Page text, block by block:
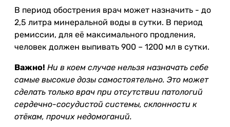
В период обострения врач может назначить - до
2,5 литра минеральной воды в сутки. В период
ремиссии, для её максимального продления,
человек должен выпивать 900 – 1200 мл в сутки.
Важно! Ни в коем случае нельзя назначать себе
самые высокие дозы самостоятельно. Это может
сделать только врач при отсутствии патологий
сердечно-сосудистой системы, склонности к
отёкам, прочих недомоганий.